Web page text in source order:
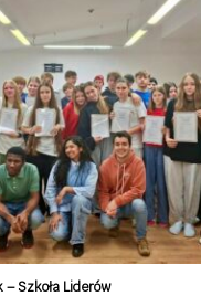
– Szkoła Liderów